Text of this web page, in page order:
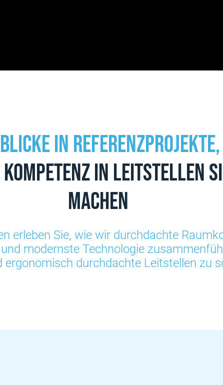
in Referenzprojekte,
Kompetenz in Leitstellen
machen
erleben Sie, wie wir durchdachte
modernste Technologie
ergonomisch durchdachte Leitstellen zu